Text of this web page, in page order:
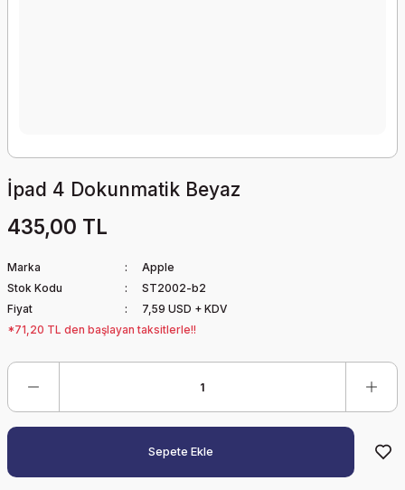
İpad 4 Dokunmatik Beyaz
435,00 TL
Marka
Apple
Stok Kodu
ST2002-b2
Fiyat
7,59 USD + KDV
*71,20 TL den başlayan taksitlerle!!
Sepete Ekle